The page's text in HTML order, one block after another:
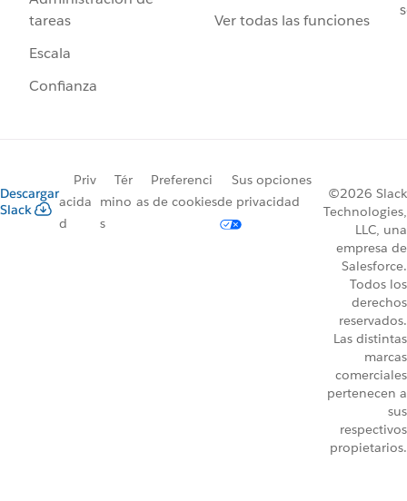
tareas
Escala
Confianza
Ver todas las funciones
Descargar
Slack
Priv
acida
d
Tér
mino
s
Preferenci
as de cookies
Sus opciones
de privacidad
©2026 Slack
Technologies,
LLC, una
empresa de
Salesforce.
Todos los
derechos
reservados.
Las distintas
marcas
comerciales
pertenecen a
sus
respectivos
propietarios.